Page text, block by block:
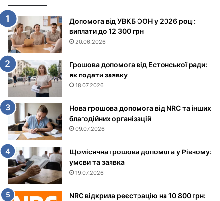
Допомога від УВКБ ООН у 2026 році:
виплати до 12 300 грн
20.06.2026
Грошова допомога від Естонської ради:
як подати заявку
18.07.2026
Нова грошова допомога від NRC та інших
благодійних організацій
09.07.2026
Щомісячна грошова допомога у Рівному:
умови та заявка
19.07.2026
NRC відкрила реєстрацію на 10 800 грн: